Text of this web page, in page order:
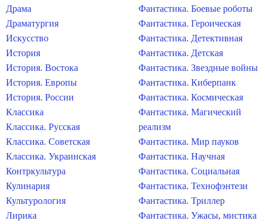
Драма
Драматургия
Искусство
История
История. Востока
История. Европы
История. России
Классика
Классика. Русская
Классика. Советская
Классика. Украинская
Контркультура
Кулинария
Культурология
Лирика
Фантастика. Боевые роботы
Фантастика. Героическая
Фантастика. Детективная
Фантастика. Детская
Фантастика. Звездные войны
Фантастика. Киберпанк
Фантастика. Космическая
Фантастика. Магический
реализм
Фантастика. Мир пауков
Фантастика. Научная
Фантастика. Социальная
Фантастика. Технофэнтези
Фантастика. Триллер
Фантастика. Ужасы, мистика